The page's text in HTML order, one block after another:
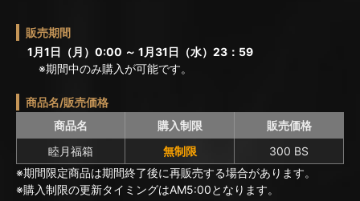
販売期間
1月1日（月）0:00 ～ 1月31日（水）23：59
※期間中のみ購入が可能です。
商品名/販売価格
商品名
購入制限
販売価格
睦月福箱
無制限
300 BS
※期間限定商品は期間終了後に再販売する場合があります。
※購入制限の更新タイミングはAM5:00となります。